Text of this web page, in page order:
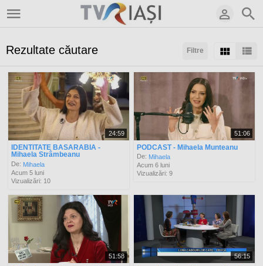
Filtre
Rezultate căutare
Sortaţi după:
Arată:
Rezultate/pagină:
24:59
IDENTITATE BASARABIA -
Mihaela Strâmbeanu
De: Mihaela
Acum 5 luni
Vizualizări: 10
51:06
PODCAST - Mihaela Munteanu
De: Mihaela
Acum 6 luni
Vizualizări: 9
51:58 56:15